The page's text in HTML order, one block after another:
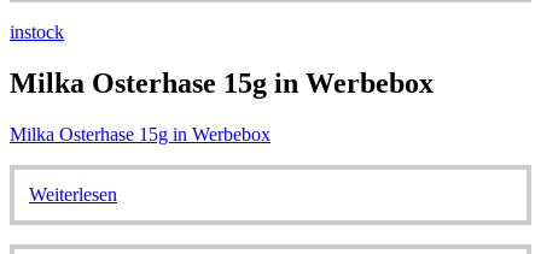
instock
Milka Osterhase 15g in Werbebox
Milka Osterhase 15g in Werbebox
Weiterlesen